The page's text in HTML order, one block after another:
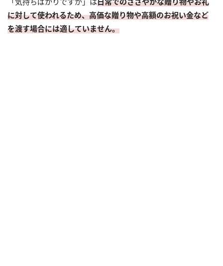
に対して使われるため、高価な贈り物や高額のお祝い金など
を渡す場合には適していません。